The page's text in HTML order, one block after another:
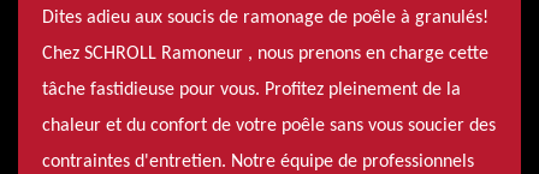
Dites adieu aux soucis de ramonage de poêle à granulés!
Chez SCHROLL Ramoneur , nous prenons en charge cette
tâche fastidieuse pour vous. Profitez pleinement de la
chaleur et du confort de votre poêle sans vous soucier des
contraintes d'entretien. Notre équipe de professionnels